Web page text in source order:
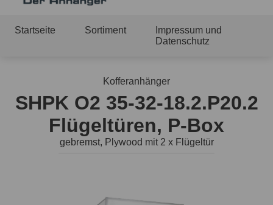
Startseite Sortiment
Impressum und
Datenschutz
Kofferanhänger
SHPK O2 35-32-18.2.P20.2
Flügeltüren, P-Box
gebremst, Plywood mit 2 x Flügeltür